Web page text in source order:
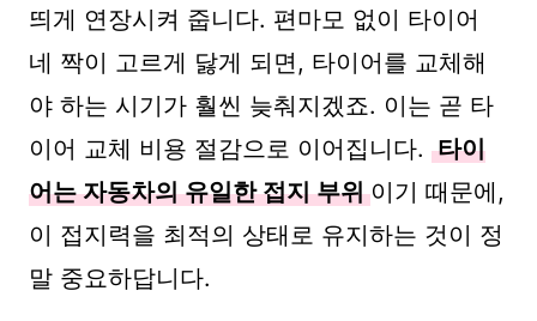
띄게 연장시켜 줍니다. 편마모 없이 타이어
네 짝이 고르게 닳게 되면, 타이어를 교체해
야 하는 시기가 훨씬 늦춰지겠죠. 이는 곧 타
이어 교체 비용 절감으로 이어집니다. 타이
어는 자동차의 유일한 접지 부위 이기 때문에,
이 접지력을 최적의 상태로 유지하는 것이 정
말 중요하답니다.